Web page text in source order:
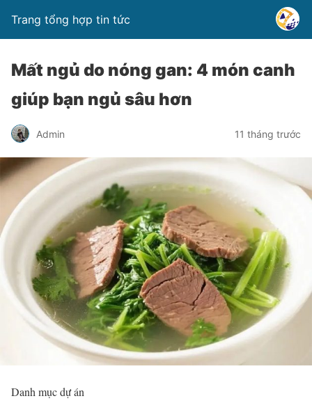
Trang tổng hợp tin tức
Mất ngủ do nóng gan: 4 món canh
giúp bạn ngủ sâu hơn
Admin 11 tháng trước
Danh mục dự án